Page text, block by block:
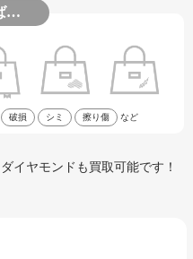
…
破損 シミ 擦り傷 など
イヤモンドも買取可能です！